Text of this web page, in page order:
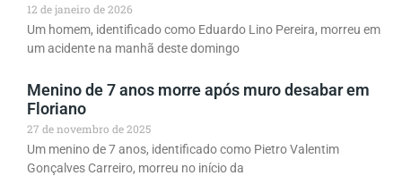
12 de janeiro de 2026
Um homem, identificado como Eduardo Lino Pereira, morreu em
um acidente na manhã deste domingo
Menino de 7 anos morre após muro desabar em
Floriano
27 de novembro de 2025
Um menino de 7 anos, identificado como Pietro Valentim
Gonçalves Carreiro, morreu no início da